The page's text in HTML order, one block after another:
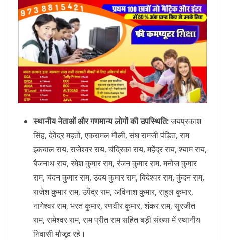
स्थानीय नेताओं और गणमान्य लोगों की उपस्थिति:जयप्रकाश
सिंह, देवेंद्र महतो, एकरामल मौली, संघ रामजी पंडित, राम
इकबाल राय, राजेश्वर राय, चंद्रिका राय, महेंद्र राय, श्याम राय,
बैजनाथ राय, रमेश कुमार राम, रंजन कुमार राम, मनोज कुमार
राम, चंदन कुमार राम, उदय कुमार राम, बिंदेश्वर राम, कुंदन राम,
राजेश कुमार राम, उपेंद्र राम, अविनाश कुमार, राहुल कुमार,
नागेश्वर राम, भरत कुमार, रणवीर कुमार, शंकर राम, सुरजीत
राम, रामेश्वर राम, राम प्रीत राम सहित बड़ी संख्या में स्थानीय
निवासी मौजूद रहे।